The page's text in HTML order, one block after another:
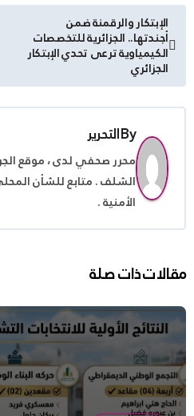
تصفّح
المقالات
الإبتكار والرقمنة ضمن
أجندتها.. الجزائرية للتخصصات
الكيمياوية ترعى تحدي الإبتكار
الجزائري
Byالتحرير
محرر صحفي لدى ، موقع
الشلف . متابع للشأن
الأمنية .
مقالات ذات صلة